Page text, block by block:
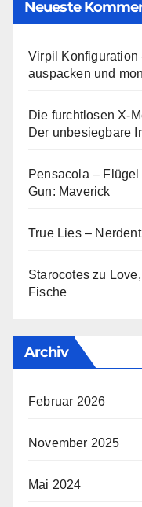
Neueste
Virpil Konfiguration
auspacken und
Die furchtlosen X-
Der unbesiegbare
Pensacola –
Gun: Maverick
True Lies –
Starocotes zu
Fische
Archiv
Februar 2026
November 2025
Mai 2024